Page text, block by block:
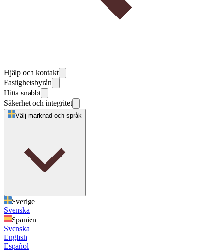
Hjälp och kontakt
Fastighetsbyrån
Hitta snabbt
Säkerhet och integritet
Välj marknad och språk
Sverige
Svenska
Spanien
Svenska
English
Español